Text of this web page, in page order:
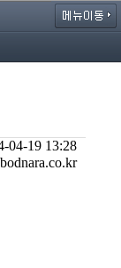
04-19 13:28